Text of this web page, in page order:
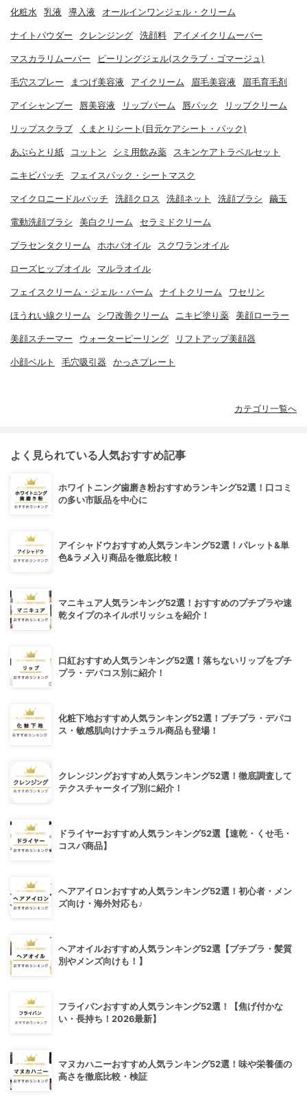
化粧水 乳液 導入液 オールインワンジェル・クリーム
ナイトパウダー クレンジング 洗顔料 アイメイクリムーバー
マスカラリムーバー ピーリングジェル(スクラブ・ゴマージュ)
毛穴スプレー まつげ美容液 アイクリーム 眉毛美容液 眉毛育毛剤
アイシャンプー 唇美容液 リップバーム 唇パック リップクリーム
リップスクラブ くまとりシート(目元ケアシート・パック)
あぶらとり紙 コットン シミ用飲み薬 スキンケアトラベルセット
ニキビパッチ フェイスパック・シートマスク
マイクロニードルパッチ 洗顔クロス 洗顔ネット 洗顔ブラシ 繭玉
電動洗顔ブラシ 美白クリーム セラミドクリーム
プラセンタクリーム ホホバオイル スクワランオイル
ローズヒップオイル マルラオイル
フェイスクリーム・ジェル・バーム ナイトクリーム ワセリン
ほうれい線クリーム シワ改善クリーム ニキビ塗り薬 美顔ローラー
美顔スチーマー ウォーターピーリング リフトアップ美顔器
小顔ベルト 毛穴吸引器 かっさプレート
カテゴリ一覧へ
よく見られている人気おすすめ記事
ホワイトニング歯磨き粉おすすめランキング52選！口コミ
の多い市販品を中心に
アイシャドウおすすめ人気ランキング52選！パレット&単
色&ラメ入り商品を徹底比較！
マニキュア人気ランキング52選！おすすめのプチプラや速
乾タイプのネイルポリッシュを紹介！
口紅おすすめ人気ランキング52選！落ちないリップをプチ
プラ・デパコス別に紹介！
化粧下地おすすめ人気ランキング52選！プチプラ・デパコ
ス・敏感肌向けナチュラル商品も登場！
クレンジングおすすめ人気ランキング52選！徹底調査して
テクスチャータイプ別に紹介！
ドライヤーおすすめ人気ランキング52選【速乾・くせ毛・
コスパ商品】
ヘアアイロンおすすめ人気ランキング52選！初心者・メン
ズ向け・海外対応も♪
ヘアオイルおすすめ人気ランキング52選【プチプラ・髪質
別やメンズ向けも！】
フライパンおすすめ人気ランキング52選！【焦げ付かな
い・長持ち！2026最新】
マヌカハニーおすすめ人気ランキング52選！味や栄養価の
高さを徹底比較・検証